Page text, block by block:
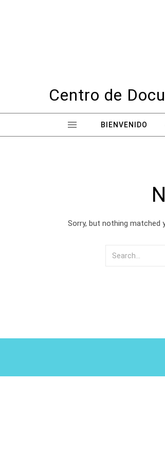
Centro de
BIENVENIDO
Sorry, but nothing matched